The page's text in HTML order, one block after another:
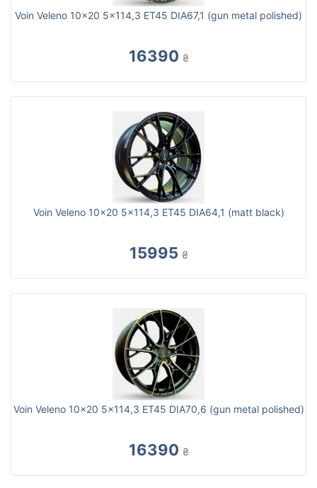
Voin Veleno 10x20 5x114,3 ET45 DIA67,1 (gun metal polished)
16390 ₴
Voin Veleno 10x20 5x114,3 ET45 DIA64,1 (matt black)
15995 ₴
Voin Veleno 10x20 5x114,3 ET45 DIA70,6 (gun metal polished)
16390 ₴